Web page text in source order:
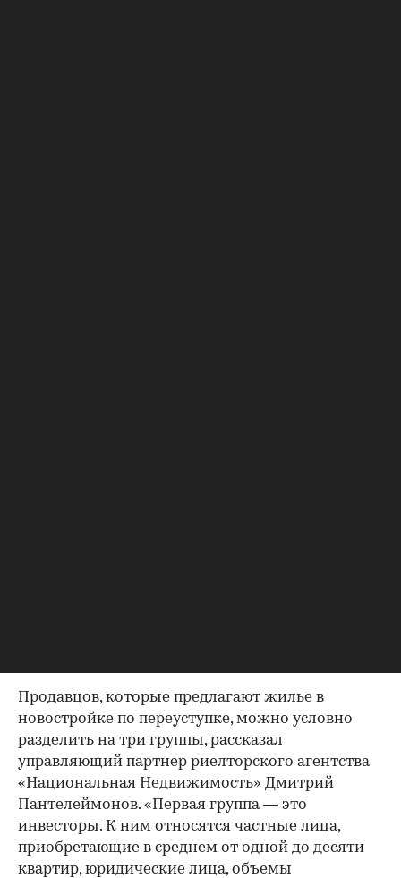
Продавцов, которые предлагают жилье в
новостройке по переуступке, можно условно
разделить на три группы, рассказал
управляющий партнер риелторского агентства
«Национальная Недвижимость» Дмитрий
Пантелеймонов. «Первая группа — это
инвесторы. К ним относятся частные лица,
приобретающие в среднем от одной до десяти
квартир, юридические лица, объемы